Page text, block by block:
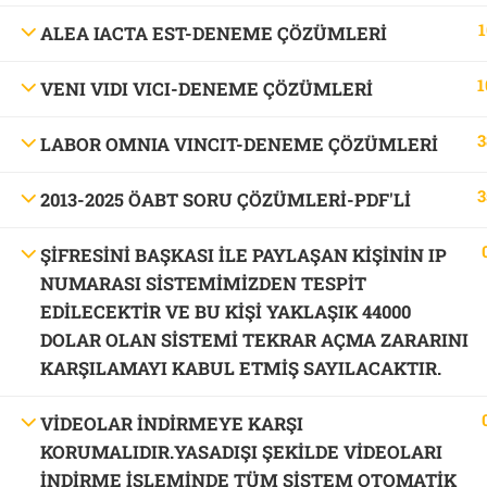
ALEA IACTA EST-DENEME ÇÖZÜMLERİ
VENI VIDI VICI-DENEME ÇÖZÜMLERİ
LABOR OMNIA VINCIT-DENEME ÇÖZÜMLERİ
2013-2025 ÖABT SORU ÇÖZÜMLERİ-PDF'LI
ŞİFRESİNİ BAŞKASI İLE PAYLAŞAN KİŞİNİN IP
NUMARASI SİSTEMİMİZDEN TESPİT
EDİLECEKTİR VE BU KİŞİ YAKLAŞIK 44000
DOLAR OLAN SİSTEMİ TEKRAR AÇMA ZARARINI
KARŞILAMAYI KABUL ETMİŞ SAYILACAKTIR.
VİDEOLAR İNDİRMEYE KARŞI
KORUMALIDIR.YASADIŞI ŞEKİLDE VİDEOLARI
İNDİRME İŞLEMİNDE TÜM SİSTEM OTOMATİK